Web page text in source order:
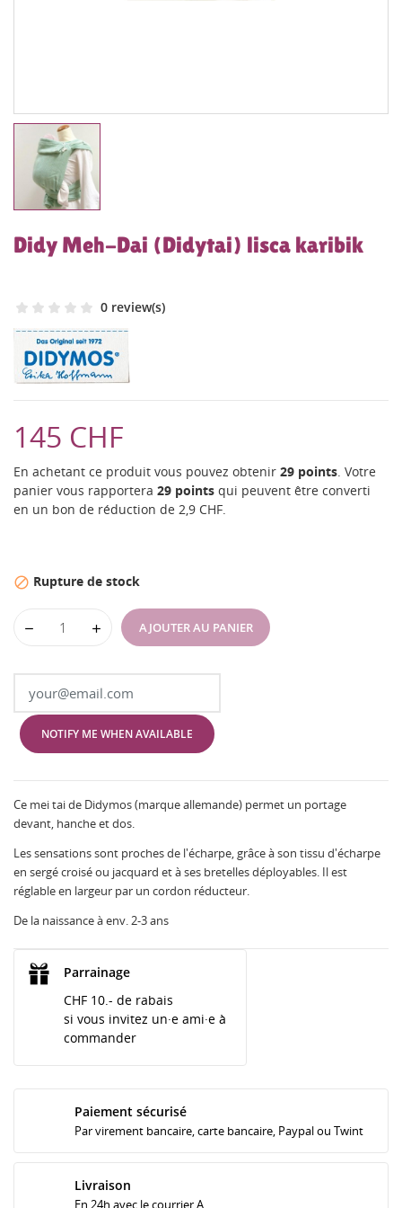
Didy Meh-Dai (Didytai) lisca karibik
0 review(s)
145 CHF
En achetant ce produit vous pouvez obtenir 29 points . Votre
panier vous rapportera 29 points qui peuvent être converti
en un bon de réduction de 2,9 CHF
 Rupture de stock
AJOUTER AU PANIER
NOTIFY ME WHEN AVAILABLE
Ce mei tai de Didymos (marque allemande) permet un portage
devant, hanche et dos.
Les sensations sont proches de l'écharpe, grâce à son tissu d'écharpe
en sergé croisé ou jacquard et à ses bretelles déployables. Il est
réglable en largeur par un cordon réducteur.
De la naissance à env. 2-3 ans
Parrainage
CHF 10.- de rabais
si vous invitez un·e ami·e à
commander
Paiement sécurisé
Par virement bancaire, carte bancaire, Paypal ou Twint
Livraison